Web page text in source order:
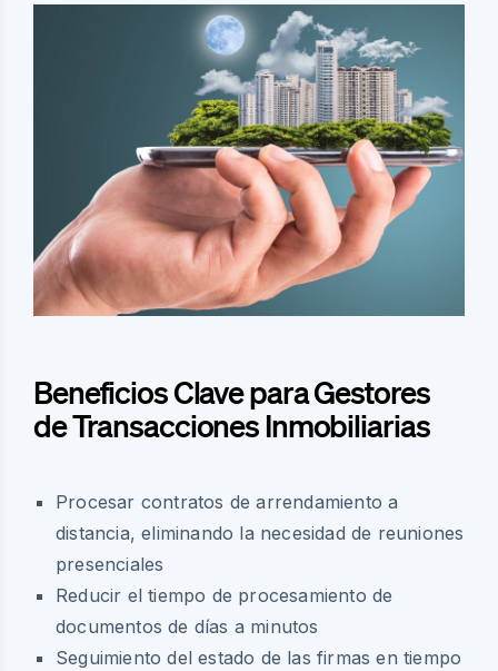
Beneficios Clave para Gestores
de Transacciones Inmobiliarias
Procesar contratos de arrendamiento a
distancia, eliminando la necesidad de reuniones
presenciales
Reducir el tiempo de procesamiento de
documentos de días a minutos
Seguimiento del estado de las firmas en tiempo